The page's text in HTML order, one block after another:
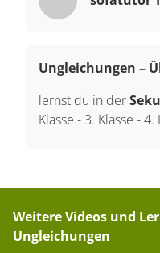
Ungleichungen –
lernst du in der
Klasse - 3. Klasse -4.
Weitere Videos und
Ungleichungen